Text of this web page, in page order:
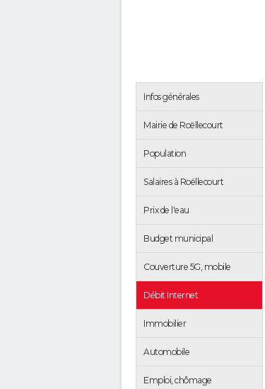
Infos générales
Mairie de Roëllecourt
Population
Salaires à Roëllecourt
Prix de l'eau
Budget municipal
Couverture 5G, mobile
Débit Internet
Immobilier
Automobile
Emploi, chômage